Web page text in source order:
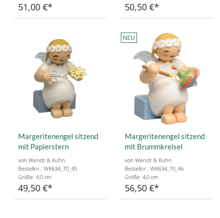
51,00 € 50,50 €
Margeritenengel sitzend
mit Papierstern
von Wendt & Kühn
Bestellnr.: WK634_70_45
Größe: 4,0 cm
49,50 €
NEU
Margeritenengel sitzend
mit Brummkreisel
von Wendt & Kühn
Bestellnr.: WK634_70_46
Größe: 4,0 cm
56,50 €